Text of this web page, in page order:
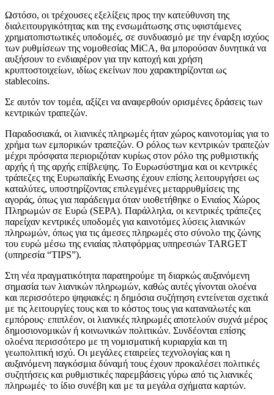
Ωστόσο, οι τρέχουσες εξελίξεις προς την κατεύθυνση της
διαλειτουργικότητας και της ενσωμάτωσης στις υφιστάμενες
χρηματοπιστωτικές υποδομές, σε συνδυασμό με την έναρξη ισχύος
των ρυθμίσεων της νομοθεσίας MiCA, θα μπορούσαν δυνητικά να
αυξήσουν το ενδιαφέρον για την κατοχή και χρήση
κρυπτοστοιχείων, ιδίως εκείνων που χαρακτηρίζονται ως
stablecoins.
Σε αυτόν τον τομέα, αξίζει να αναφερθούν ορισμένες δράσεις των
κεντρικών τραπεζών.
Παραδοσιακά, οι λιανικές πληρωμές ήταν χώρος καινοτομίας για το
χρήμα των εμπορικών τραπεζών. Ο ρόλος των κεντρικών τραπεζών
μέχρι πρόσφατα περιοριζόταν κυρίως στον ρόλο της ρυθμιστικής
αρχής ή της αρχής επίβλεψης. Το Ευρωσύστημα και οι κεντρικές
τράπεζες της Ευρωπαϊκής Ενωσης έχουν επίσης λειτουργήσει ως
καταλύτες, υποστηρίζοντας επιλεγμένες μεταρρυθμίσεις της
αγοράς, όπως για παράδειγμα όταν υιοθετήθηκε ο Ενιαίος Χώρος
Πληρωμών σε Ευρώ (SEPA). Παράλληλα, οι κεντρικές τράπεζες
παρείχαν κεντρικές υποδομές για καινοτόμες λύσεις λιανικών
πληρωμών, όπως για τις άμεσες πληρωμές στο σύνολο της ζώνης
του ευρώ μέσω της ενιαίας πλατφόρμας υπηρεσιών TARGET
(υπηρεσία “TIPS”).
Στη νέα πραγματικότητα παρατηρούμε τη διαρκώς αυξανόμενη
σημασία των λιανικών πληρωμών, καθώς αυτές γίνονται ολοένα
και περισσότερο ψηφιακές: η δημόσια συζήτηση εντείνεται σχετικά
με τις λειτουργίες τους και το κόστος τους για καταναλωτές και
εμπόρους· επιπλέον, οι λιανικές πληρωμές αποτελούν συχνά μέρος
δημοσιονομικών ή κοινωνικών πολιτικών. Συνδέονται επίσης
ολοένα περισσότερο με τη νομισματική κυριαρχία και τη
γεωπολιτική ισχύ. Οι μεγάλες εταιρείες τεχνολογίας και η
αυξανόμενη παγκόσμια δύναμή τους έχουν προκαλέσει πολιτικές
συζητήσεις και ρυθμιστικές παρεμβάσεις γύρω από τις λιανικές
πληρωμές· το ίδιο συνέβη και με τα μεγάλα σχήματα καρτών.